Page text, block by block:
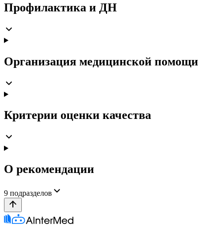
Профилактика и ДН
Организация медицинской помощи
Критерии оценки качества
О рекомендации
9 подразделов